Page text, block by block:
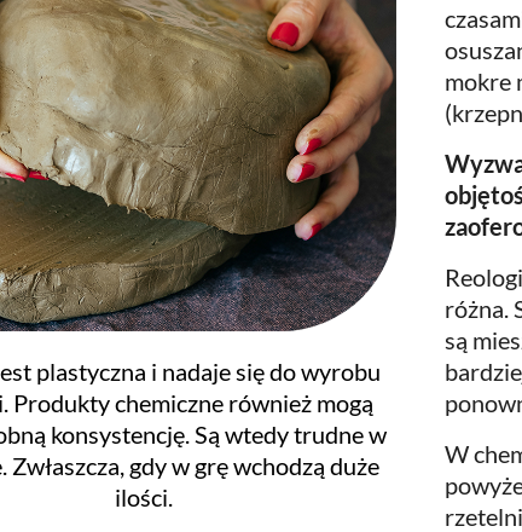
plastyczna i nadaje się do wyrobu
Produkty chemiczne również mogą
konsystencję. Są wtedy trudne w
Zwłaszcza, gdy w grę wchodzą duże
ilości.
mokre
różna.
są
W